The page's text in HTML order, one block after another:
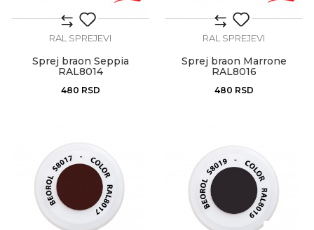
RAL SPREJEVI
Sprej braon Seppia
RAL8014
480 RSD
RAL SPREJEVI
Sprej braon Marrone
RAL8016
480 RSD